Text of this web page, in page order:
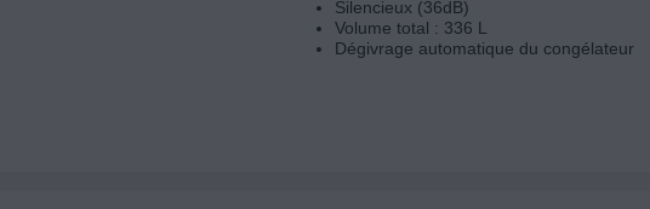
Silencieux (36dB)
Volume total : 336 L
Dégivrage automatique du congélateur